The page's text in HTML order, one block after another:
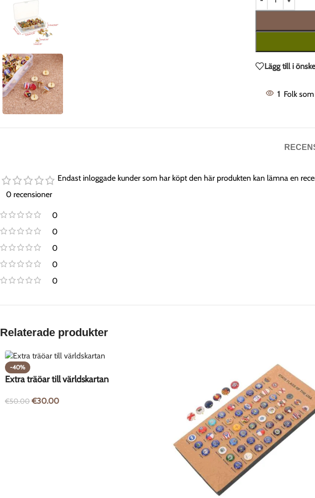
Lägg till i
1 Folk
0 recensioner
0
0
0
0
0
Endast inloggade kunder som har köpt den här produkten kan lämna en
Relaterade produkter
-40%
Extra träöar till världskartan
€50.00 €30.00